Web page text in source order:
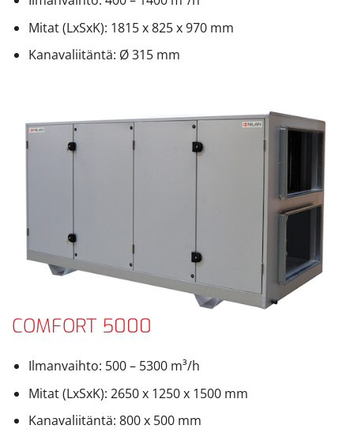
Mitat (LxSxK): 1815 x 825 x 970 mm
Kanavaliitäntä: Ø 315 mm
COMFORT 5000
Ilmanvaihto: 500 – 5300 m³/h
Mitat (LxSxK): 2650 x 1250 x 1500 mm
Kanavaliitäntä: 800 x 500 mm